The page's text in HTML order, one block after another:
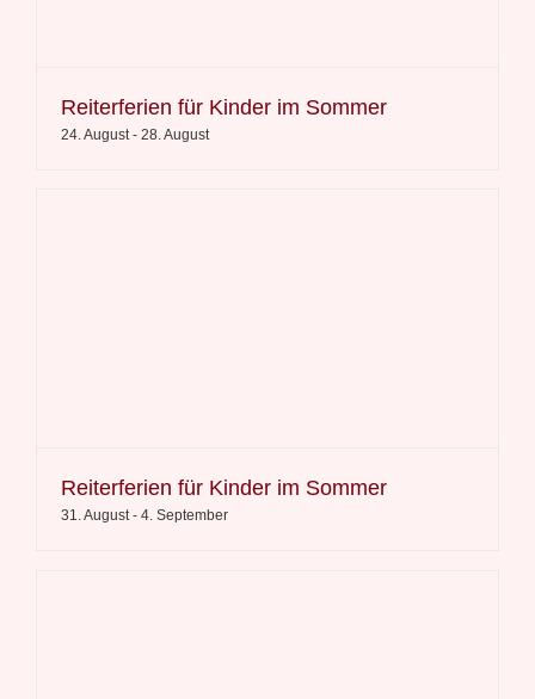
Reiterferien für Kinder im Sommer
24. August - 28. August
Reiterferien für Kinder im Sommer
31. August- 4. September